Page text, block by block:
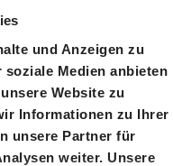
und Anzeigen zu
Medien anbieten
Website zu
Informationen zu Ihrer
unsere Partner für
weiter. Unsere
Laurent Spindler
Chief Financial Officer
T +41 61 606 55 00